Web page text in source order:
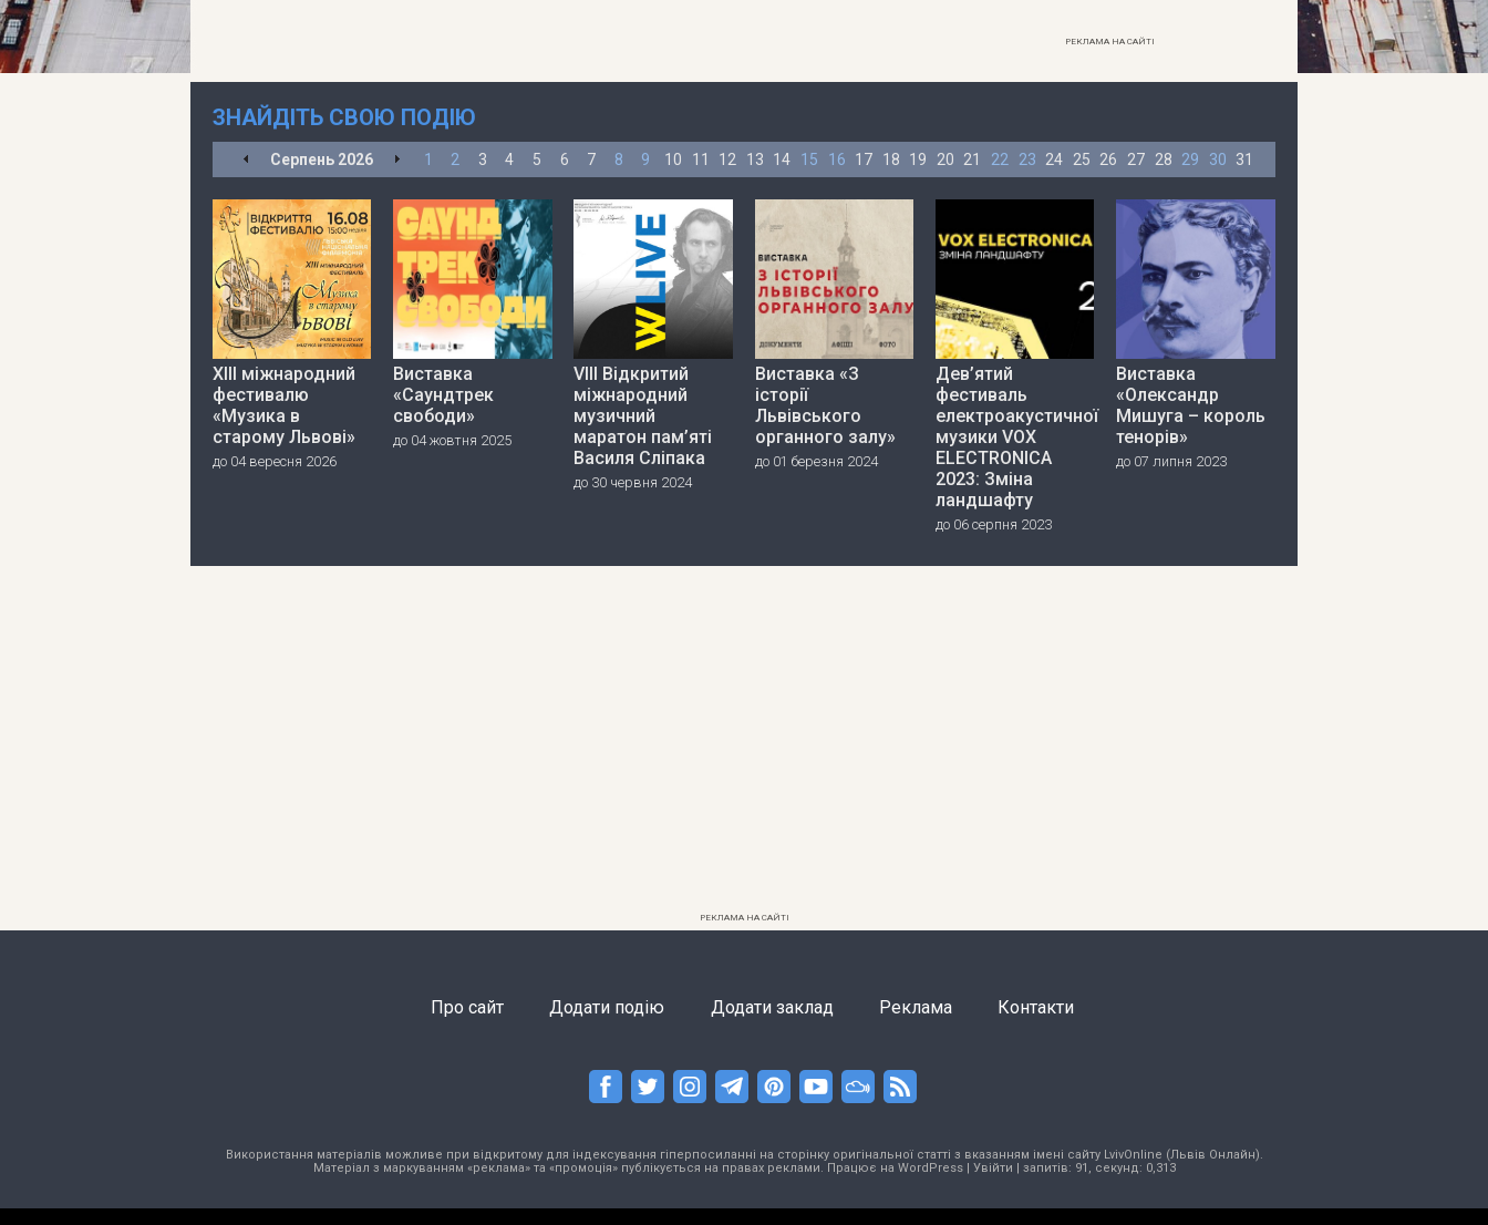
РЕКЛАМА НА САЙТІ
ЗНАЙДІТЬ СВОЮ ПОДІЮ
Серпень 2026 1 2 3 4 5 6 7 8 9 10 11 12 13 14 15 16 17 18 19 20 21 22 23 24 25 26 27 28 29 30 31
ХІІІ міжнародний
фестивалю
«Музика в
старому Львові»
до 04 вересня 2026
Виставка
«Саундтрек
свободи»
до 04 жовтня 2025
VIII Відкритий
міжнародний
музичний
маратон пам’яті
Василя Сліпака
до 30 червня 2024
Виставка «З
історії
Львівського
органного залу»
до 01 березня 2024
Дев’ятий
фестиваль
електроакустичної
музики VOX
ELECTRONICA
2023: Зміна
ландшафту
до 06 серпня 2023
Виставка
«Олександр
Мишуга – король
тенорів»
до 07 липня 2023
РЕКЛАМА НА САЙТІ
Про сайт Додати подію Додати заклад Реклама Контакти
Використання матеріалів можливе при відкритому для індексування гіперпосиланні на сторінку оригінальної статті з вказанням імені сайту LvivOnline (Львів Онлайн).
Матеріал з маркуванням «реклама» та «промоція» публікується на правах реклами. Працює на WordPress| Увійти | запитів: 91, секунд: 0,313